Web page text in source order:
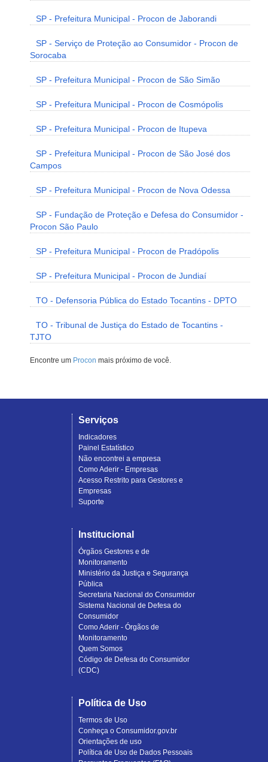
SP - Prefeitura Municipal - Procon de Jaborandi
SP - Serviço de Proteção ao Consumidor - Procon de
Sorocaba
SP - Prefeitura Municipal - Procon de São Simão
SP - Prefeitura Municipal - Procon de Cosmópolis
SP - Prefeitura Municipal - Procon de Itupeva
SP - Prefeitura Municipal - Procon de São José dos
Campos
SP - Prefeitura Municipal - Procon de Nova Odessa
SP - Fundação de Proteção e Defesa do Consumidor -
Procon São Paulo
SP - Prefeitura Municipal - Procon de Pradópolis
SP - Prefeitura Municipal - Procon de Jundiaí
TO - Defensoria Pública do Estado Tocantins - DPTO
TO - Tribunal de Justiça do Estado de Tocantins -
TJTO
Encontre um Procon mais próximo de você.
Serviços
Indicadores
Painel Estatístico
Não encontrei a empresa
Como Aderir - Empresas
Acesso Restrito para Gestores e
Empresas
Suporte
Institucional
Órgãos Gestores e de
Monitoramento
Ministério da Justiça e Segurança
Pública
Secretaria Nacional do Consumidor
Sistema Nacional de Defesa do
Consumidor
Como Aderir - Órgãos de
Monitoramento
Quem Somos
Código de Defesa do Consumidor
(CDC)
Política de Uso
Termos de Uso
Conheça o Consumidor.gov.br
Orientações de uso
Política de Uso de Dados Pessoais